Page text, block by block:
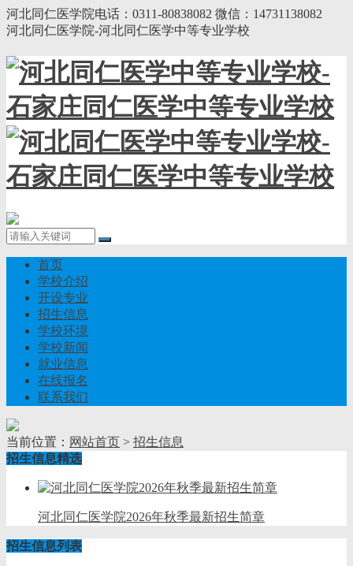
河北同仁医学院电话：0311-80838082 微信：14731138082
河北同仁医学院-河北同仁医学中等专业学校
首页
学校介绍
开设专业
招生信息
学校环境
学校新闻
就业信息
在线报名
联系我们
当前位置： 网站首页 > 招生信息
招生信息精选
河北同仁医学院2026年秋季最新招生简章
招生信息列表